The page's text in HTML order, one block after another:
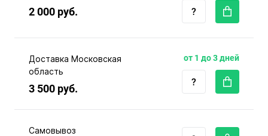
2 000 руб.
Доставка Московская
область
3 500 руб.
от 1 до 3 дней
Самовывоз